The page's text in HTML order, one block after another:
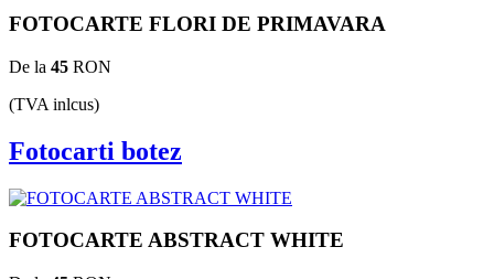
FOTOCARTE FLORI DE PRIMAVARA
De la 45 RON
(TVA inlcus)
Fotocarti botez
FOTOCARTE ABSTRACT WHITE